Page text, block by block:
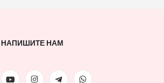
НАПИШИТЕ НАМ